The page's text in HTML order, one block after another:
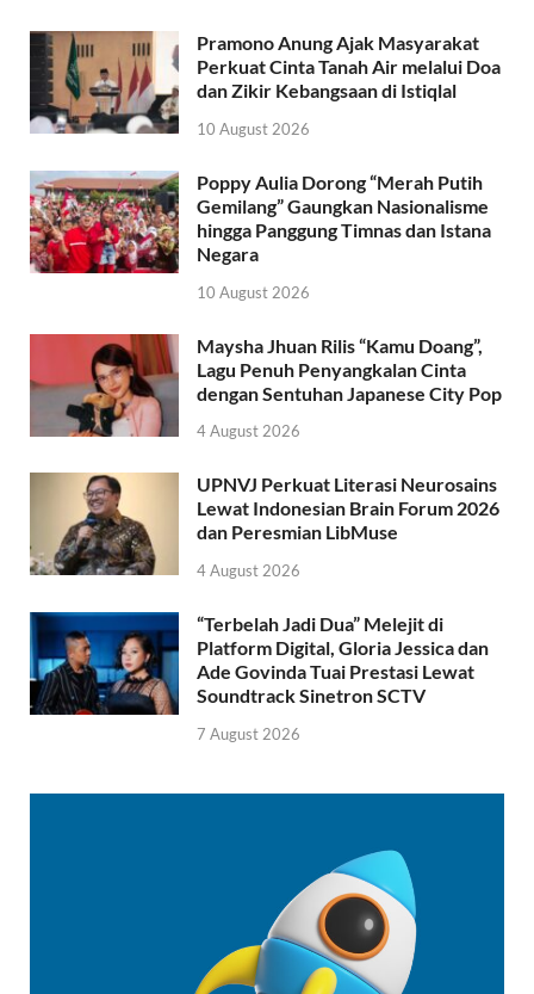
Pramono Anung Ajak Masyarakat
Perkuat Cinta Tanah Air melalui Doa
dan Zikir Kebangsaan di Istiqlal
10 August 2026
Poppy Aulia Dorong “Merah Putih
Gemilang” Gaungkan Nasionalisme
hingga Panggung Timnas dan Istana
Negara
10 August 2026
Maysha Jhuan Rilis “Kamu Doang”,
Lagu Penuh Penyangkalan Cinta
dengan Sentuhan Japanese City Pop
4 August 2026
UPNVJ Perkuat Literasi Neurosains
Lewat Indonesian Brain Forum 2026
dan Peresmian LibMuse
4 August 2026
“Terbelah Jadi Dua” Melejit di
Platform Digital, Gloria Jessica dan
Ade Govinda Tuai Prestasi Lewat
Soundtrack Sinetron SCTV
7 August 2026